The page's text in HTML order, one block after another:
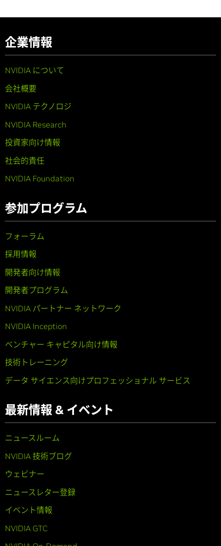
企業情報
NVIDIA について
会社概要
NVIDIA テクノロジ
NVIDIA Research
投資家向け情報
社会的責任
NVIDIA Foundation
参加プログラム
フォーラム
採用情報
開発者向け情報
開発者プログラム
NVIDIA パートナー ネットワーク
NVIDIA Inception
ベンチャー キャピタル向け情報
技術トレーニング
データ サイエンス向けプロフェッショナル サービス
最新情報 & イベント
ニュースルーム
NVIDIA 技術ブログ
ウェビナー
ニュースレター登録
イベント情報
NVIDIA GTC